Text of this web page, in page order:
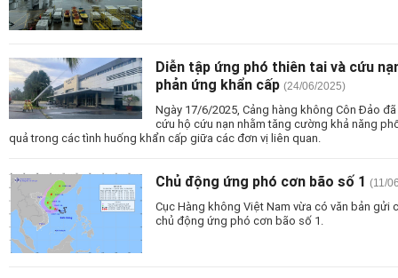
Diễn tập ứng phó thiên tai và cứu
phản ứng khẩn cấp (24/06/2025)
Ngày 17/6/2025, Cảng hàng không Côn Đảo
cứu hộ cứu nạn nhằm tăng cường khả năng
quả trong các tình huống khẩn cấp giữa các đơn vị liên quan.
Chủ động ứng phó cơn bão số 1 (11/
Cục Hàng không Việt Nam vừa có văn bản
chủ động ứng phó cơn bão số 1.